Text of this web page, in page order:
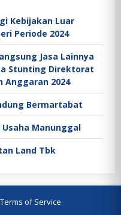
Kebijakan Luar
Periode 2024
Jasa Lainnya
Stunting Direktorat
Anggaran 2024
Bermartabat
Manunggal
Land Tbk
Terms of Service